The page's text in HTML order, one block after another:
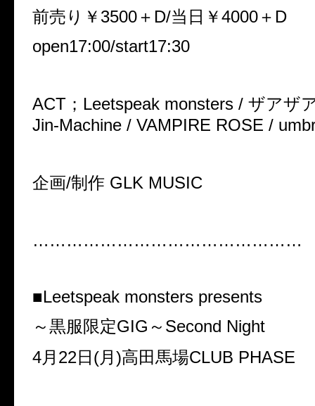
前売り￥3500＋D/当日￥4000＋D
open17:00/start17:30
ACT； Leetspeak monsters / ザアザ
Jin-Machine / VAMPIRE ROSE /
企画/制作 GLK MUSIC
…………………………………………
■Leetspeak monsters presents
～黒服限定GIG～Second Night
4月22日(月)高田馬場CLUB PHASE